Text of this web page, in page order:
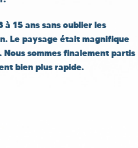
15 ans sans oublier les
Le paysage était magnifique
sommes finalement partis
bien plus rapide.